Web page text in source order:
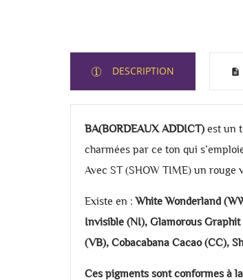
DESCRIPTION
BA(BORDEAUX ADDICT) est un
charmées par ce ton qui
Avec ST (SHOW TIME) un
Existe en :White Wonderland
Invisible (NI), Glamorous
(VB), Cobacabana Cacao (CC),
Ces pigments sont conformes à